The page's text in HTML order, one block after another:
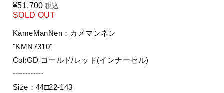
¥51,700 税込
SOLD OUT
KameManNen：カメマンネン
"KMN7310"
Col:GD ゴールド/レッド(インナーセル)
┄┄┄┄
Size：44□22-143